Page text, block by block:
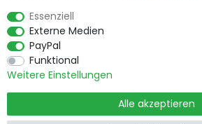
Essenziell
Externe Medien
PayPal
Funktional
Weitere Einstellungen
Alle akzeptieren